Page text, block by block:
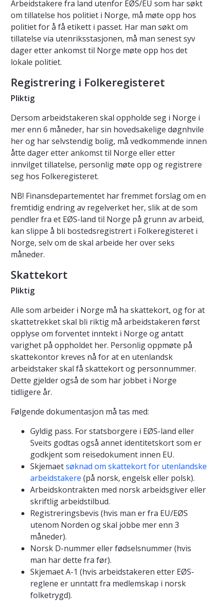
Arbeidstakere fra land utenfor EØS/EU som har søkt
om tillatelse hos politiet i Norge, må møte opp hos
politiet for å få etikett i passet. Har man søkt om
tillatelse via utenriksstasjonen, må man senest syv
dager etter ankomst til Norge møte opp hos det
lokale politiet.
Registrering i Folkeregisteret
Pliktig
Dersom arbeidstakeren skal oppholde seg i Norge i
mer enn 6 måneder, har sin hovedsakelige døgnhvile
her og har selvstendig bolig, må vedkommende innen
åtte dager etter ankomst til Norge eller etter
innvilget tillatelse, personlig møte opp og registrere
seg hos Folkeregisteret.
NB! Finansdepartementet har fremmet forslag om en
fremtidig endring av regelverket her, slik at de som
pendler fra et EØS-land til Norge på grunn av arbeid,
kan slippe å bli bostedsregistrert i Folkeregisteret i
Norge, selv om de skal arbeide her over seks
måneder.
Skattekort
Pliktig
Alle som arbeider i Norge må ha skattekort, og for at
skattetrekket skal bli riktig må arbeidstakeren først
opplyse om forventet inntekt i Norge og antatt
varighet på oppholdet her. Personlig oppmøte på
skattekontor kreves nå for at en utenlandsk
arbeidstaker skal få skattekort og personnummer.
Dette gjelder også de som har jobbet i Norge
tidligere år.
Følgende dokumentasjon må tas med:
Gyldig pass. For statsborgere i EØS-land eller
Sveits godtas også annet identitetskort som er
godkjent som reisedokument innen EU.
Skjemaetsøknad om skattekort for utenlandske
arbeidstakere (på norsk, engelsk eller polsk).
Arbeidskontrakten med norsk arbeidsgiver eller
skriftlig arbeidstilbud.
Registreringsbevis (hvis man er fra EU/EØS
utenom Norden og skal jobbe mer enn 3
måneder).
Norsk D-nummer eller fødselsnummer (hvis
man har dette fra før).
Skjemaet A-1 (hvis arbeidstakeren etter EØS-
reglene er unntatt fra medlemskap i norsk
folketrygd).